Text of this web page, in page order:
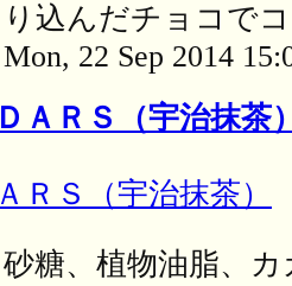
り込んだチョコで
Mon, 22 Sep 2014
ＤＡＲＳ（宇治抹茶
砂糖、植物油脂、